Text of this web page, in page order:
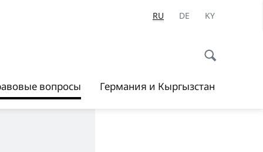
RU DE KY
вопросы Германия и Кыргызстан